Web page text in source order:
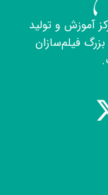
آموزش و تولید
فیلم‌سازان